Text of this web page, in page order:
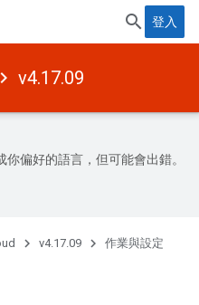
登入
v4.17.09
偏好的語言，但可能會出錯。
v4.17.09 作業與設定